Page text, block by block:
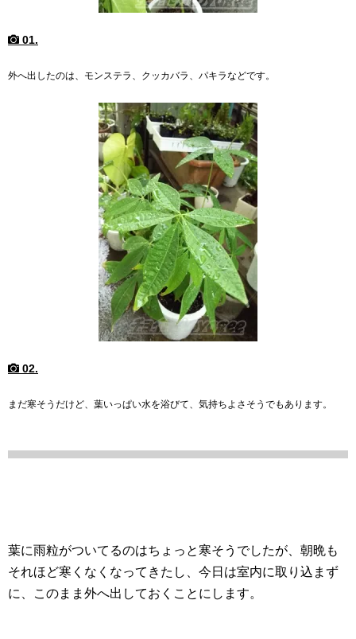
01.
外へ出したのは、モンステラ、クッカバラ、パキラなどです。
02.
まだ寒そうだけど、葉いっぱい水を浴びて、気持ちよさそうでもあります。
葉に雨粒がついてるのはちょっと寒そうでしたが、朝晩も
それほど寒くなくなってきたし、今日は室内に取り込まず
に、このまま外へ出しておくことにします。